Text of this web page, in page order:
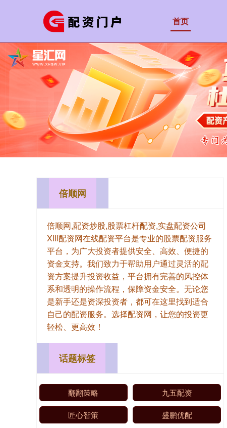
首页
倍顺网
倍顺网,配资炒股,股票杠杆配资,实盘配资公司
XIII‌配资网在线配资平台是专业的股票配资服务
平台，为广大投资者提供安全、高效、便捷的
资金支持。我们致力于帮助用户通过灵活的配
资方案提升投资收益，平台拥有完善的风控体
系和透明的操作流程，保障资金安全。无论您
是新手还是资深投资者，都可在这里找到适合
自己的配资服务。选择配资网，让您的投资更
轻松、更高效！
话题标签
翻翻策略 九五配资
匠心智策 盛鹏优配